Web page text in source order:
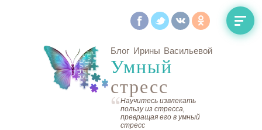
Блог Ирины Васильевой
Умный
стресс
Научитесь извлекать
пользу из стресса,
превращая его в умный
стресс